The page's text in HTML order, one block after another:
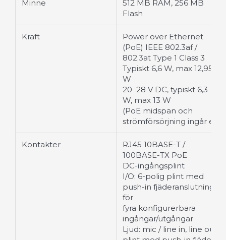
Minne
512 MB RAM, 256 MB
Flash
Kraft
Power over Ethernet
(PoE) IEEE 802.3af /
802.3at Type 1 Class 3
Typiskt 6,6 W, max 12,95
W
20–28 V DC, typiskt 6,3
W, max 13 W
(PoE midspan och
strömförsörjning ingår ej)
Kontakter
RJ45 10BASE-T /
100BASE-TX PoE
DC-ingångsplint
I/O: 6-polig plint med
push-in fjäderanslutning
för
fyra konfigurerbara
ingångar/utgångar
Ljud: mic / line in, line out